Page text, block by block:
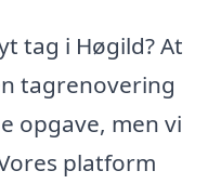
tag i Høgild? At
tagrenovering
opgave, men vi
platform